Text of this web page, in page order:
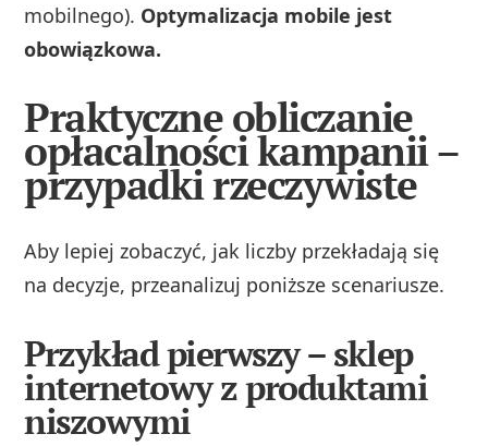
mobilnego). Optymalizacja mobile jest
obowiązkowa.
Praktyczne obliczanie
opłacalności kampanii –
przypadki rzeczywiste
Aby lepiej zobaczyć, jak liczby przekładają się
na decyzje, przeanalizuj poniższe scenariusze.
Przykład pierwszy – sklep
internetowy z produktami
niszowymi